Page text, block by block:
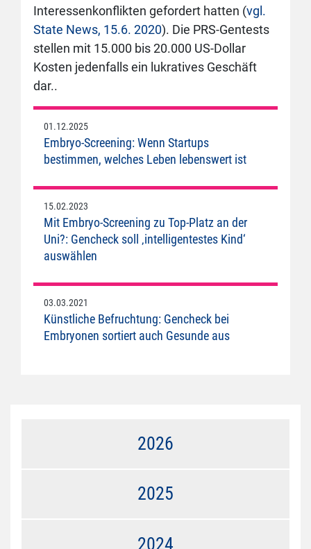
Interessenkonflikten gefordert hatten (vgl.
State News, 15.6. 2020). Die PRS-Gentests
stellen mit 15.000 bis 20.000 US-Dollar
Kosten jedenfalls ein lukratives Geschäft
dar..
01.12.2025
Embryo-Screening: Wenn Startups
bestimmen, welches Leben lebenswert ist
15.02.2023
Mit Embryo-Screening zu Top-Platz an der
Uni?: Gencheck soll ‚intelligentestes Kind‘
auswählen
03.03.2021
Künstliche Befruchtung: Gencheck bei
Embryonen sortiert auch Gesunde aus
2026
2025
2024